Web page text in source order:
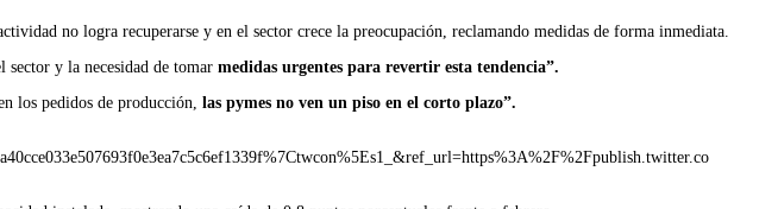
no logra recuperarse y en el sector crece la preocupación, reclamando medidas de forma inmediata.
sector y la necesidad de tomar medidas urgentes para revertir esta tendencia”.
los pedidos de producción, las pymes no ven un piso en el corto plazo”.